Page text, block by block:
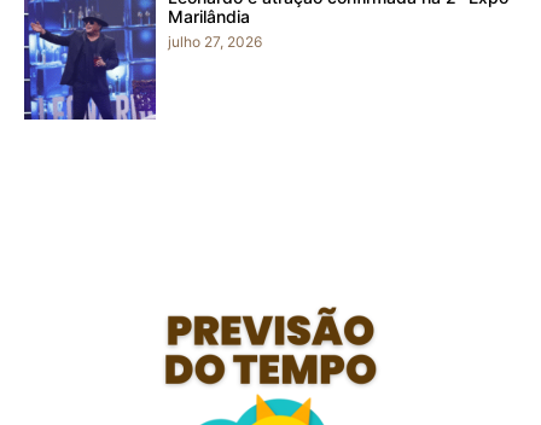
Marilândia
julho 27, 2026